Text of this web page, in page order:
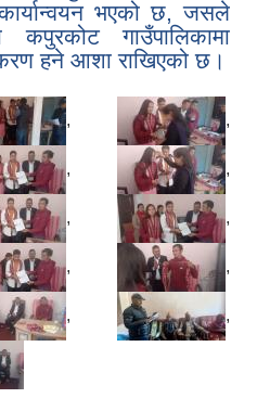
कार्यान्वयन भएको छ, जसले
कपुरकोट गाउँपालिकामा
हने आशा राखिएको छ।
, ,
, ,
, ,
, ,
, ,